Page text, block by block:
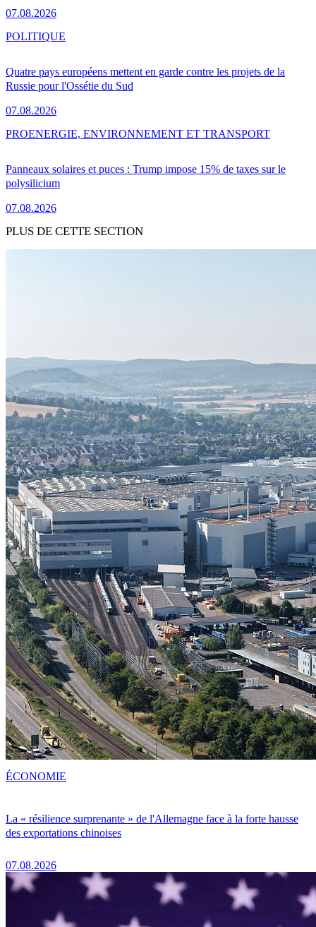
07.08.2026
Quatre pays européens mettent en garde contre les projets de la
Russie pour l'Ossétie du Sud
07.08.2026
POLITIQUE
Panneaux solaires et puces : Trump impose 15% de taxes sur le
polysilicium
07.08.2026
PROENERGIE, ENVIRONNEMENT ET TRANSPORT
PLUS DE CETTE SECTION
La « résilience surprenante » de l'Allemagne face à la forte hausse
des exportations chinoises
07.08.2026
ÉCONOMIE